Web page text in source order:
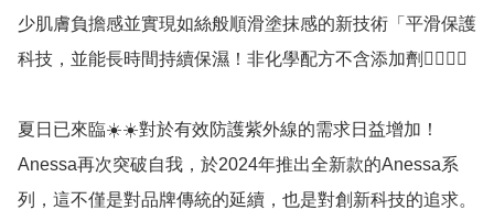
少肌膚負擔感並實現如絲般順滑塗抹感的新技術「平滑保護
科技，並能長時間持續保濕！非化學配方不含添加劑👍🏻👍🏻
夏日已來臨☀️☀️對於有效防護紫外線的需求日益增加！
Anessa再次突破自我，於2024年推出全新款的Anessa系
列，這不僅是對品牌傳統的延續，也是對創新科技的追求。